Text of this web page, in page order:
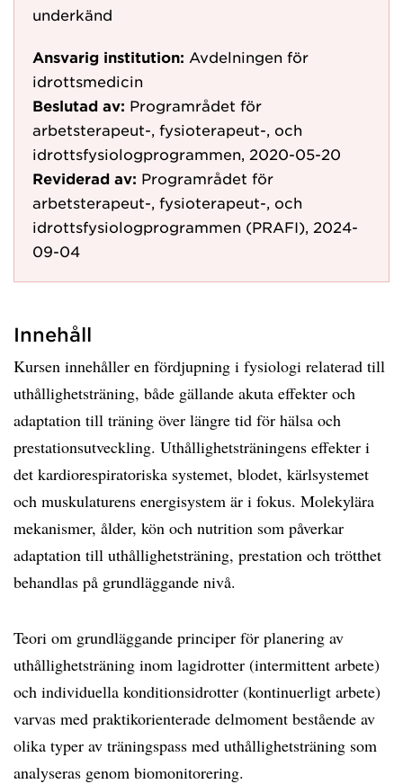
underkänd
Ansvarig institution: Avdelningen för
idrottsmedicin
Beslutad av: Programrådet för
arbetsterapeut-, fysioterapeut-, och
idrottsfysiologprogrammen, 2020-05-20
Reviderad av: Programrådet för
arbetsterapeut-, fysioterapeut-, och
idrottsfysiologprogrammen (PRAFI), 2024-
09-04
Innehåll
Kursen innehåller en fördjupning i fysiologi relaterad till
uthållighetsträning, både gällande akuta effekter och
adaptation till träning över längre tid för hälsa och
prestationsutveckling. Uthållighetsträningens effekter i
det kardiorespiratoriska systemet, blodet, kärlsystemet
och muskulaturens energisystem är i fokus. Molekylära
mekanismer, ålder, kön och nutrition som påverkar
adaptation till uthållighetsträning, prestation och trötthet
behandlas på grundläggande nivå.
Teori om grundläggande principer för planering av
uthållighetsträning inom lagidrotter (intermittent arbete)
och individuella konditionsidrotter (kontinuerligt arbete)
varvas med praktikorienterade delmoment bestående av
olika typer av träningspass med uthållighetsträning som
analyseras genom biomonitorering.